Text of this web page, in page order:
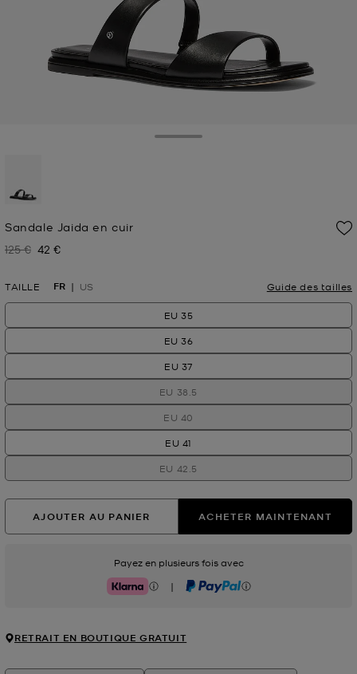
Sandale Jaida en cuir
Prix initial
125 € Prix actuel
42 €
TAILLE FR US Guide des tailles
EU 35
EU 36
EU 37
EU 38.5
EU 40
EU 41
EU 42.5
AJOUTER AU PANIER ACHETER MAINTENANT
Payez en plusieurs fois avec
Klarna | PayPal
RETRAIT EN BOUTIQUE GRATUIT